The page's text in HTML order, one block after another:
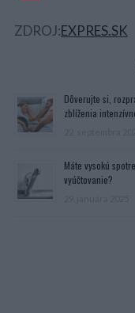
ZDROJ:EXPRES.SK
Dôverujte si,
zblíženia
Máte vysokú
vyúčtovanie?